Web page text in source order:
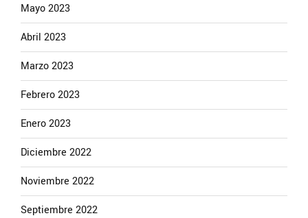
Mayo 2023
Abril 2023
Marzo 2023
Febrero 2023
Enero 2023
Diciembre 2022
Noviembre 2022
Septiembre 2022